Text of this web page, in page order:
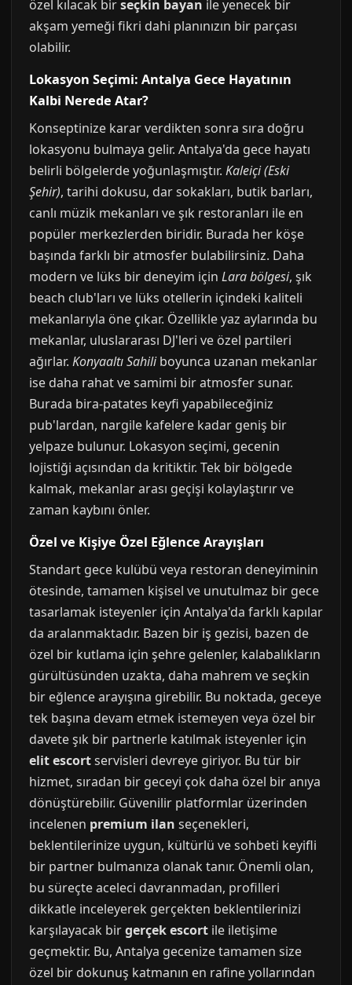
özel kılacak birseçkin bayan ile yenecek bir
akşam yemeği fikri dahi planınızın bir parçası
olabilir.
Lokasyon Seçimi: Antalya Gece Hayatının
Kalbi Nerede Atar?
Konseptinize karar verdikten sonra sıra doğru
lokasyonu bulmaya gelir. Antalya'da gece hayatı
belirli bölgelerde yoğunlaşmıştır. Kaleiçi (Eski
Şehir), tarihi dokusu, dar sokakları, butik barları,
canlı müzik mekanları ve şık restoranları ile en
popüler merkezlerden biridir. Burada her köşe
başında farklı bir atmosfer bulabilirsiniz. Daha
modern ve lüks bir deneyim için Lara bölgesi, şık
beach club'ları ve lüks otellerin içindeki kaliteli
mekanlarıyla öne çıkar. Özellikle yaz aylarında bu
mekanlar, uluslararası DJ'leri ve özel partileri
ağırlar. Konyaaltı Sahiliboyunca uzanan mekanlar
ise daha rahat ve samimi bir atmosfer sunar.
Burada bira-patates keyfi yapabileceğiniz
pub'lardan, nargile kafelere kadar geniş bir
yelpaze bulunur. Lokasyon seçimi, gecenin
lojistiği açısından da kritiktir. Tek bir bölgede
kalmak, mekanlar arası geçişi kolaylaştırır ve
zaman kaybını önler.
Özel ve Kişiye Özel Eğlence Arayışları
Standart gece kulübü veya restoran deneyiminin
ötesinde, tamamen kişisel ve unutulmaz bir gece
tasarlamak isteyenler için Antalya'da farklı kapılar
da aralanmaktadır. Bazen bir iş gezisi, bazen de
özel bir kutlama için şehre gelenler, kalabalıkların
gürültüsünden uzakta, daha mahrem ve seçkin
bir eğlence arayışına girebilir. Bu noktada, geceye
tek başına devam etmek istemeyen veya özel bir
davete şık bir partnerle katılmak isteyenler için
elit escortservisleri devreye giriyor. Bu tür bir
hizmet, sıradan bir geceyi çok daha özel bir anıya
dönüştürebilir. Güvenilir platformlar üzerinden
incelenen premium ilan seçenekleri,
beklentilerinize uygun, kültürlü ve sohbeti keyifli
bir partner bulmanıza olanak tanır. Önemli olan,
bu süreçte aceleci davranmadan, profilleri
dikkatle inceleyerek gerçekten beklentilerinizi
karşılayacak birgerçek escort ile iletişime
geçmektir. Bu, Antalya gecenize tamamen size
özel bir dokunuş katmanın en rafine yollarından